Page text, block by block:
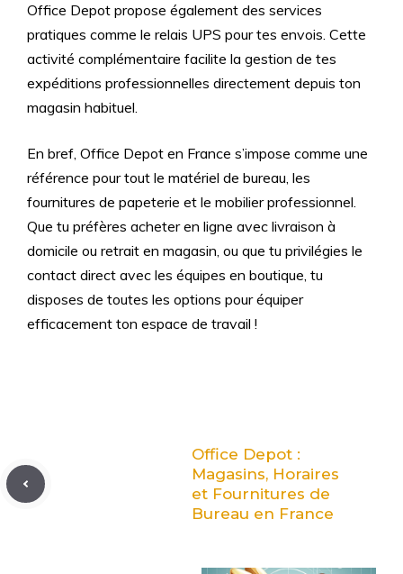
Office Depot propose également des services
pratiques comme le relais UPS pour tes envois. Cette
activité complémentaire facilite la gestion de tes
expéditions professionnelles directement depuis ton
magasin habituel.
En bref, Office Depot en France s’impose comme une
référence pour tout le matériel de bureau, les
fournitures de papeterie et le mobilier professionnel.
Que tu préfères acheter en ligne avec livraison à
domicile ou retrait en magasin, ou que tu privilégies le
contact direct avec les équipes en boutique, tu
disposes de toutes les options pour équiper
efficacement ton espace de travail !
Office Depot :
Magasins, Horaires
et Fournitures de
Bureau en France